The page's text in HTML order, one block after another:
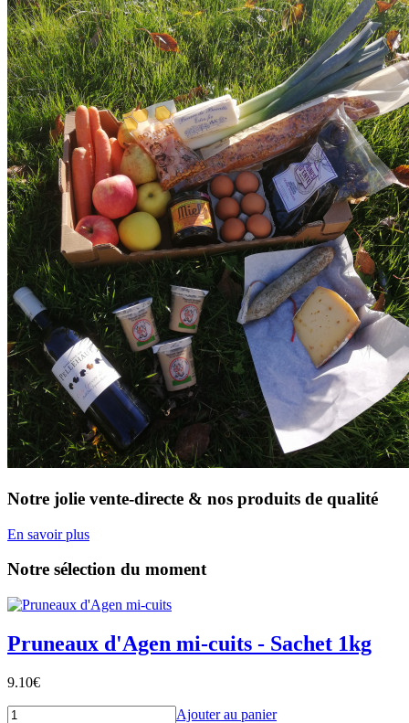
Notre jolie vente-directe & nos produits de qualité
En savoir plus
Notre sélection du moment
Pruneaux d'Agen mi-cuits - Sachet 1kg
9.10€
Ajouter au panier